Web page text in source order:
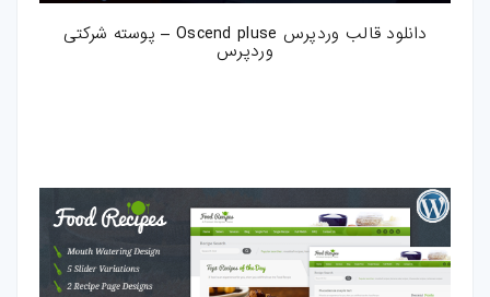
دانلود قالب وردپرس Oscend pluse – پوسته شرکتی
وردپرس